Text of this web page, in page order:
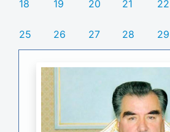
18 19 20 21 22
25 26 27 28 29